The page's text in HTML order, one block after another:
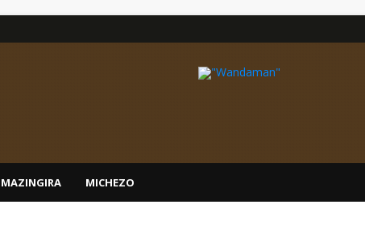
MAZINGIRA MICHEZO